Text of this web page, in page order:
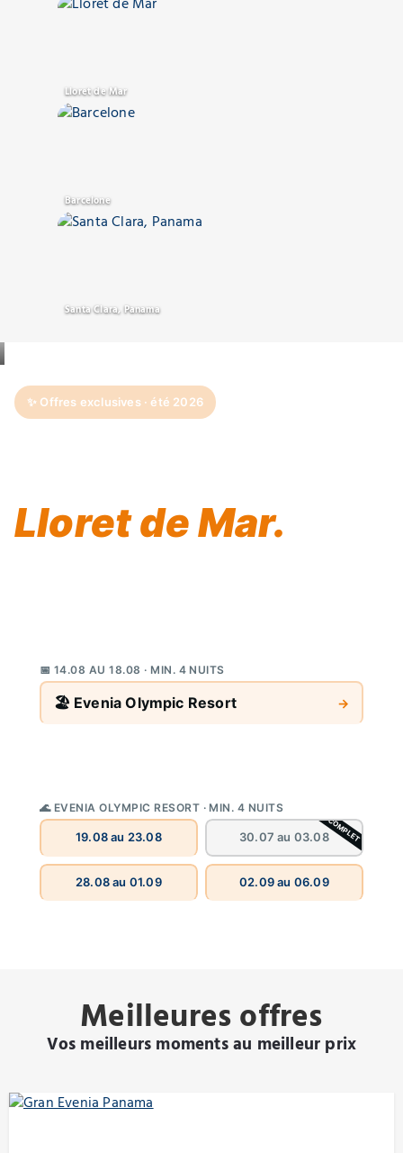
Lloret de Mar
Barcelone
Santa Clara, Panama
✨ Offres exclusives · été 2026
Lloret de Mar.
📅 14.08 AU 18.08 · MIN. 4 NUITS
🏖️ Evenia Olympic Resort →
🌊 EVENIA OLYMPIC RESORT · MIN. 4 NUITS
19.08 au 23.08 30.07 au 03.08COMPLET
28.08 au 01.09 02.09 au 06.09
Meilleures offres
Vos meilleurs moments au meilleur prix